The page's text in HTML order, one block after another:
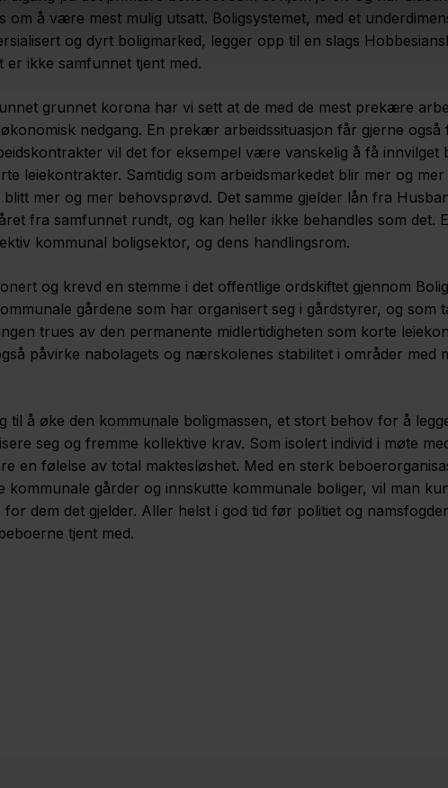
om å være mest mulig utsatt. Boligsystemet, med et
og dyrt boligmarked, legger opp til en slags
er ikke samfunnet tjent med.
grunnet korona har vi sett at de med de mest prekære
nedgang. En prekær arbeidssituasjon får gjerne
vil det for eksempel være vanskelig å få innvilget
leiekontrakter. Samtidig som arbeidsmarkedet blir mer og
mer og mer behovsprøvd. Det samme gjelder lån fra
fra samfunnet rundt, og kan heller ikke behandles som det.
kommunal boligsektor, og dens handlingsrom.
og krevd en stemme i det offentlige ordskiftet gjennom
gårdene som har organisert seg i gårdstyrer, og
trues av den permanente midlertidigheten som korte
påvirke nabolagets og nærskolenes stabilitet i områder med
til å øke den kommunale boligmassen, et stort behov for å
seg og fremme kollektive krav. Som isolert individ i møte
en følelse av total maktesløshet. Med en sterk
kommunale gårder og innskutte kommunale boliger, vil man
dem det gjelder. Aller helst i god tid før politiet og
tjent med.